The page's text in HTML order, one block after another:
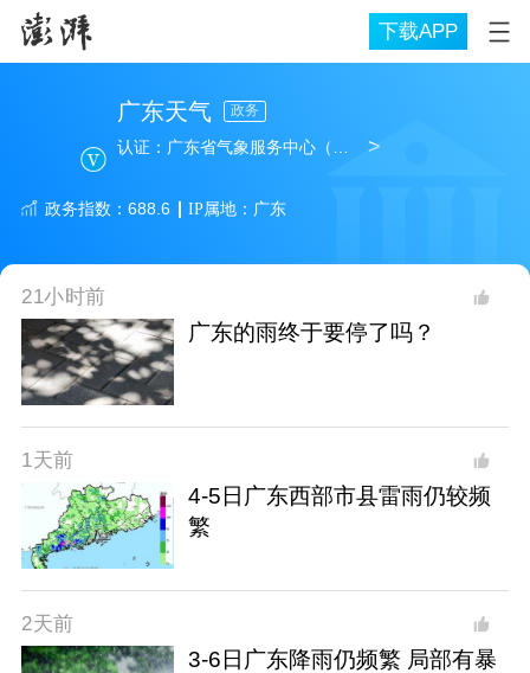
下载APP
广东天气 政务
认证： 广东省气象服务中心（广东气象影视宣传中心） >
政务指数：688.6 IP属地： 广东
21小时前
广东的雨终于要停了吗？
1天前
4-5日广东西部市县雷雨仍较频
繁
2天前
3-6日广东降雨仍频繁 局部有暴